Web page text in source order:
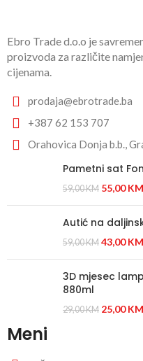
Ebro Trade d.o.o je
proizvoda za različite
cijenama.
prodaja@ebrotrade.ba
+387 62 153 707
Orahovica Donja b.b.,
Pametni sat
59,00KM 55,00KM
Autić na
59,00KM 43,00KM
3D mjesec
880ml
29,00KM 25,00KM
Meni